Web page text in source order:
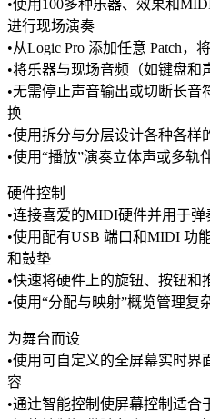
•使用100多种乐器、效果和
进行现场演奏
•从Logic Pro 添加任意 Patch，
•将乐器与现场音频（如键盘和
•无需停止声音输出或切断长音
换
•使用拆分与分层设计各种各样
•使用“播放”演奏立体声或多轨
硬件控制
•连接喜爱的MIDI硬件并用于
•使用配有USB 端口和MIDI 功
和鼓垫
•快速将硬件上的旋钮、按钮和
•使用“分配与映射”概览管理复
为舞台而设
•使用可自定义的全屏幕实时界
容
•通辻智能控制使屏幕控制适合